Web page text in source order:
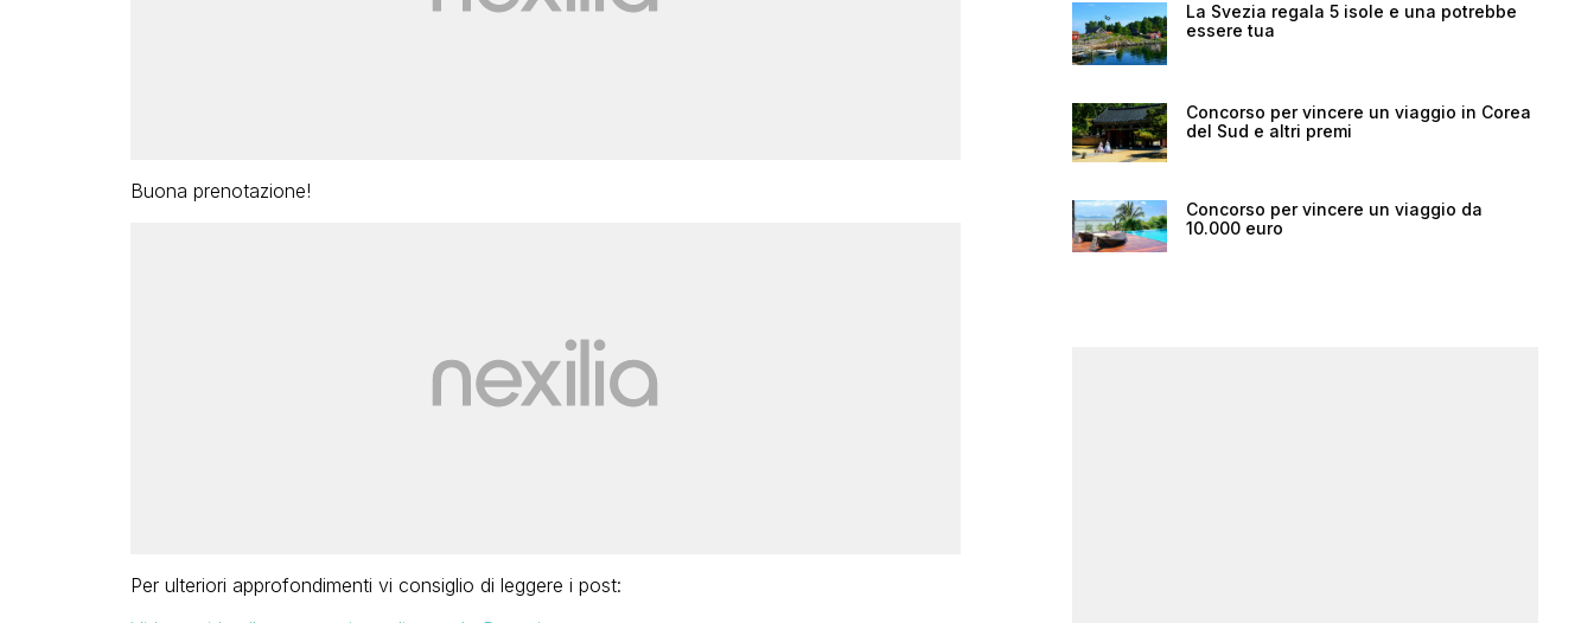
Buona prenotazione!
Per ulteriori approfondimenti vi consiglio di leggere i post:
La Svezia regala 5 isole e una potrebbe
essere tua
Concorso per vincere un viaggio in Corea
del Sud e altri premi
Concorso per vincere un viaggio da
10.000 euro